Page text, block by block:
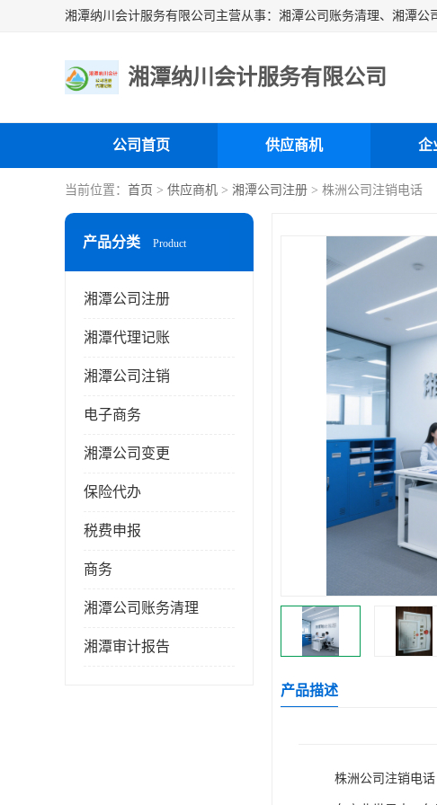
湘潭纳川会计服务有限公司
公司首页 供应商机 企
当前位置： 首页 > 供应商机 > 湘潭公司注册 > 株洲公司注销电话
产品分类 Product
湘潭公司注册
湘潭代理记账
湘潭公司注销
电子商务
湘潭公司变更
保险代办
税费申报
商务
湘潭公司账务清理
湘潭审计报告
产品描述
株洲公司注销电